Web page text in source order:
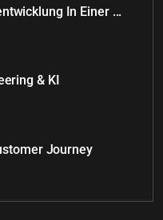
In Einer ...
& KI
Journey